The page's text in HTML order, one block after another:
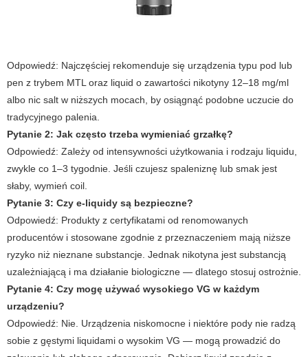
Odpowiedź: Najczęściej rekomenduje się urządzenia typu pod lub
pen z trybem MTL oraz liquid o zawartości nikotyny 12–18 mg/ml
albo nic salt w niższych mocach, by osiągnąć podobne uczucie do
tradycyjnego palenia.
Pytanie 2: Jak często trzeba wymieniać grzałkę?
Odpowiedź: Zależy od intensywności użytkowania i rodzaju liquidu,
zwykle co 1–3 tygodnie. Jeśli czujesz spaleniznę lub smak jest
słaby, wymień coil.
Pytanie 3: Czy e-liquidy są bezpieczne?
Odpowiedź: Produkty z certyfikatami od renomowanych
producentów i stosowane zgodnie z przeznaczeniem mają niższe
ryzyko niż nieznane substancje. Jednak nikotyna jest substancją
uzależniającą i ma działanie biologiczne — dlatego stosuj ostrożnie.
Pytanie 4: Czy mogę używać wysokiego VG w każdym
urządzeniu?
Odpowiedź: Nie. Urządzenia niskomocne i niektóre pody nie radzą
sobie z gęstymi liquidami o wysokim VG — mogą prowadzić do